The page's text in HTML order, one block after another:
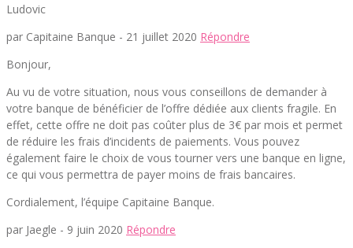
Ludovic
par Capitaine Banque - 21 juillet 2020 Répondre
Bonjour,
Au vu de votre situation, nous vous conseillons de demander à
votre banque de bénéficier de l’offre dédiée aux clients fragile. En
effet, cette offre ne doit pas coûter plus de 3€ par mois et permet
de réduire les frais d’incidents de paiements. Vous pouvez
également faire le choix de vous tourner vers une banque en ligne,
ce qui vous permettra de payer moins de frais bancaires.
Cordialement, l’équipe Capitaine Banque.
par Jaegle - 9 juin 2020 Répondre